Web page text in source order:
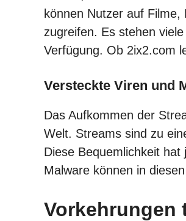
können Nutzer auf
zugreifen. Es stehen
Verfügung. Ob 2ix2.com
Versteckte Viren und
Das Aufkommen der
Welt. Streams sind zu
Diese Bequemlichkeit
Malware können in
Vorkehrungen